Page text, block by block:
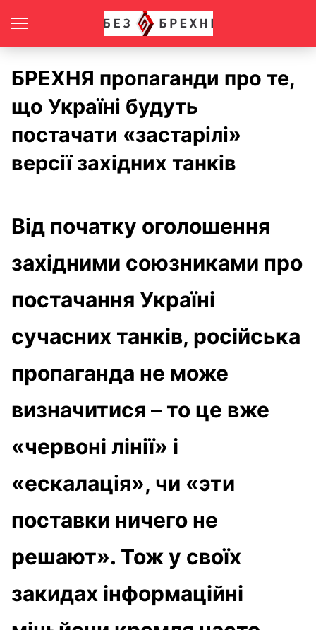
БРЕХНЯ пропаганди про те,
що Україні будуть
постачати «застарілі»
версії західних танків
Від початку оголошення
західними союзниками про
постачання Україні
сучасних танків, російська
пропаганда не може
визначитися – то це вже
«червоні лінії» і
«ескалація», чи «эти
поставки ничего не
решают». Тож у своїх
закидах інформаційні